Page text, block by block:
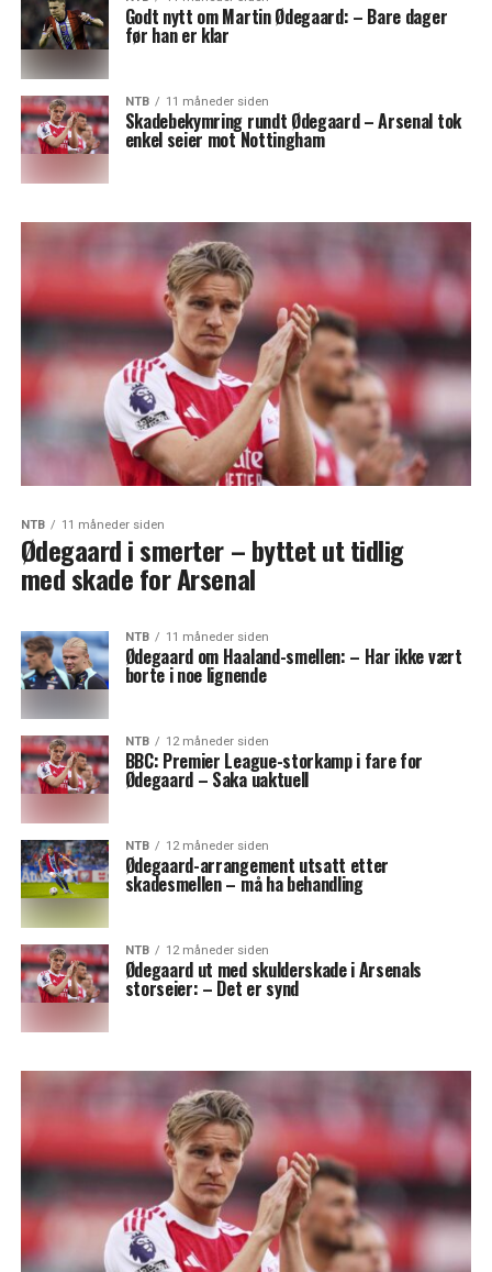
Godt nytt om Martin Ødegaard: – Bare dager
før han er klar
NTB 11 måneder siden
Skadebekymring rundt Ødegaard – Arsenal tok
enkel seier mot Nottingham
NTB 11 måneder siden
Ødegaard i smerter – byttet ut tidlig
med skade for Arsenal
NTB 11 måneder siden
Ødegaard om Haaland-smellen: – Har ikke vært
borte i noe lignende
NTB 12 måneder siden
BBC: Premier League-storkamp i fare for
Ødegaard – Saka uaktuell
NTB 12 måneder siden
Ødegaard-arrangement utsatt etter
skadesmellen – må ha behandling
NTB 12 måneder siden
Ødegaard ut med skulderskade i Arsenals
storseier: – Det er synd